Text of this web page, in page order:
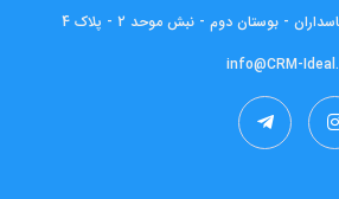
- بوستان دوم - نبش موحد 2 - پلاک 4
info@CRM-